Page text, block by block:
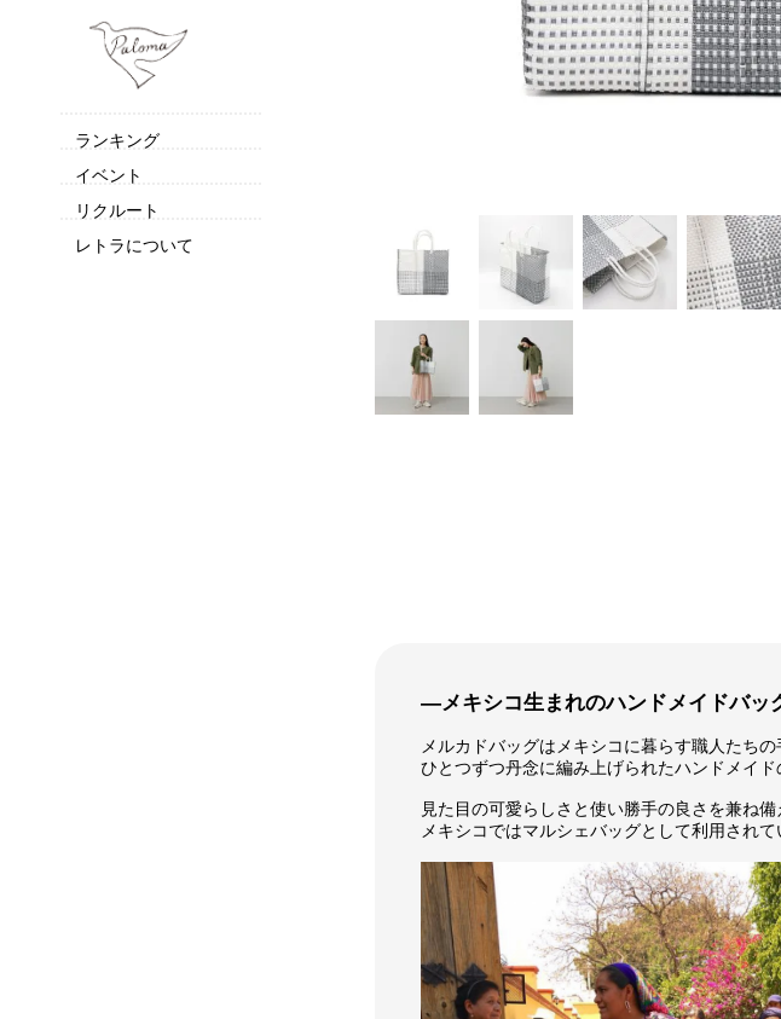
ランキング
イベント
リクルート
レトラについて
―メキシコ生まれのハンドメイドバ
メルカドバッグはメキシコに暮らす職人たちの
ひとつずつ丹念に編み上げられたハンドメイド
見た目の可愛らしさと使い勝手の良さを兼ね
メキシコではマルシェバッグとして利用されて